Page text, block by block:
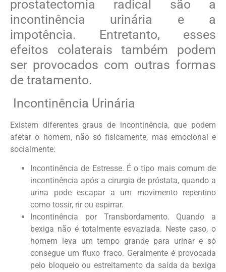
prostatectomia radical são a
incontinência urinária e a
impotência. Entretanto, esses
efeitos colaterais também podem
ser provocados com outras formas
de tratamento.
Incontinência Urinária
Existem diferentes graus de incontinência, que podem
afetar o homem, não só fisicamente, mas emocional e
socialmente:
Incontinência de Estresse. É o tipo mais comum de
incontinência após a cirurgia de próstata, quando a
urina pode escapar a um movimento repentino
como tossir, rir ou espirrar.
Incontinência por Transbordamento. Quando a
bexiga não é totalmente esvaziada. Neste caso, o
homem leva um tempo grande para urinar e só
consegue um fluxo fraco. Geralmente é provocada
pelo bloqueio ou estreitamento da saída da bexiga